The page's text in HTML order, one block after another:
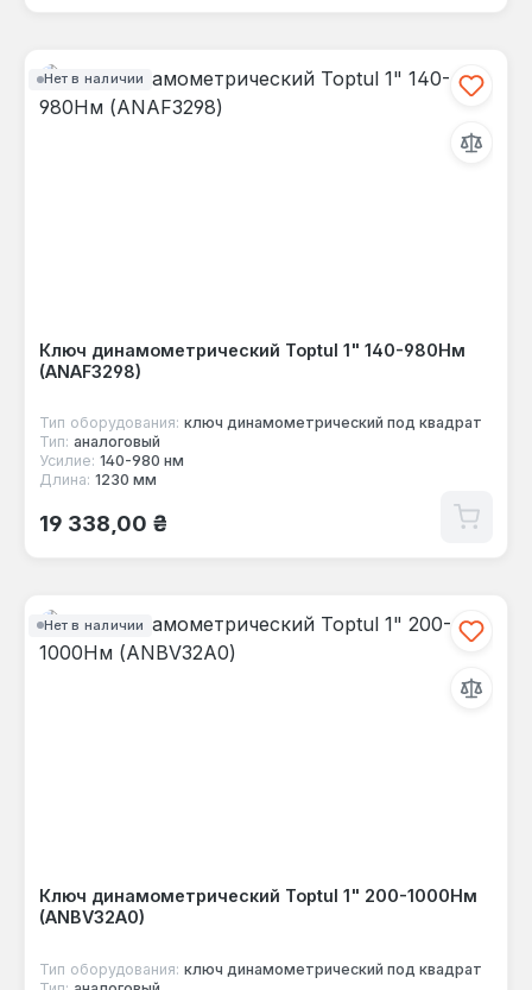
Нет в наличии
Ключ динамометрический Toptul 1" 140-980Нм
(ANAF3298)
Тип оборудования: ключ динамометрический под квадрат
Тип: аналоговый
Усилие: 140-980 нм
Длина: 1230 мм
Обычная цена:
19 338,00 ₴
Нет в наличии
Ключ динамометрический Toptul 1" 200-1000Нм
(ANBV32A0)
Тип оборудования: ключ динамометрический под квадрат